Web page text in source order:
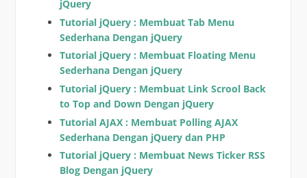
jQuery
Tutorial jQuery : Membuat Tab Menu
Sederhana Dengan jQuery
Tutorial jQuery : Membuat Floating Menu
Sederhana Dengan jQuery
Tutorial jQuery : Membuat Link Scrool Back
to Top and Down Dengan jQuery
Tutorial AJAX : Membuat Polling AJAX
Sederhana Dengan jQuery dan PHP
Tutorial jQuery : Membuat News Ticker RSS
Blog Dengan jQuery